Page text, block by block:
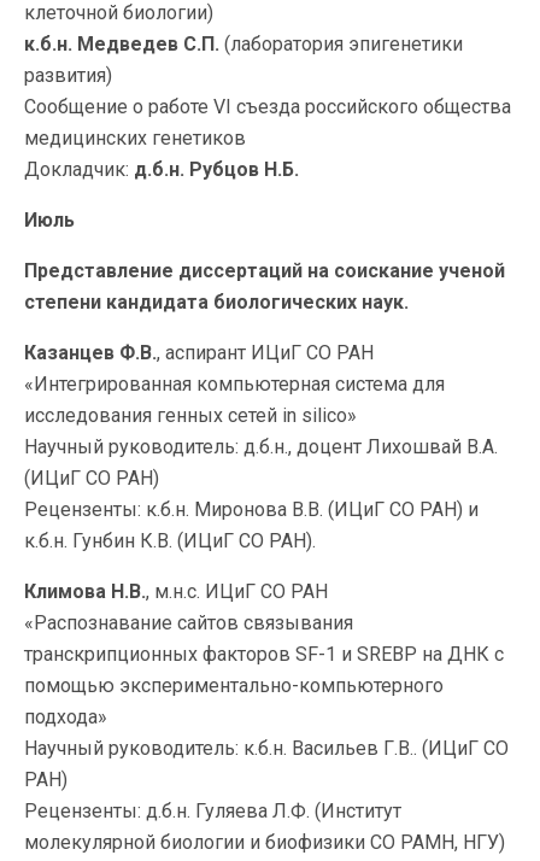
клеточной биологии)
к.б.н. Медведев С.П. (лаборатория эпигенетики
развития)
Сообщение о работе VI съезда российского общества
медицинских генетиков
Докладчик: д.б.н. Рубцов Н.Б.
Июль
Представление диссертаций на соискание ученой
степени кандидата биологических наук.
Казанцев Ф.В., аспирант ИЦиГ СО РАН
«Интегрированная компьютерная система для
исследования генных сетей in silico»
Научный руководитель: д.б.н., доцент Лихошвай В.А.
(ИЦиГ СО РАН)
Рецензенты: к.б.н. Миронова В.В. (ИЦиГ СО РАН) и
к.б.н. Гунбин К.В. (ИЦиГ СО РАН).
Климова Н.В., м.н.с. ИЦиГ СО РАН
«Распознавание сайтов связывания
транскрипционных факторов SF-1 и SREBP на ДНК с
помощью экспериментально-компьютерного
подхода»
Научный руководитель: к.б.н. Васильев Г.В.. (ИЦиГ СО
РАН)
Рецензенты: д.б.н. Гуляева Л.Ф. (Институт
молекулярной биологии и биофизики СО РАМН, НГУ)